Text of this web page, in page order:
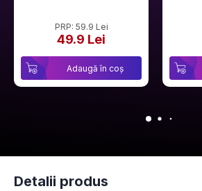
PRP: 59.9 Lei
49.9 Lei
Adaugă în coș
Detalii produs